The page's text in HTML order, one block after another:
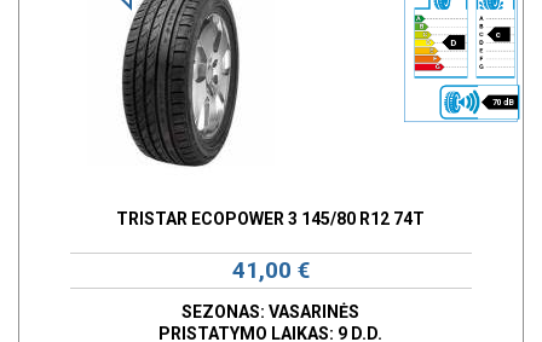
D
c
70 dB
TRISTAR ECOPOWER 3 145/80 R12 74T
41,00 €
SEZONAS: VASARINĖS
PRISTATYMO LAIKAS: 9 D.D.